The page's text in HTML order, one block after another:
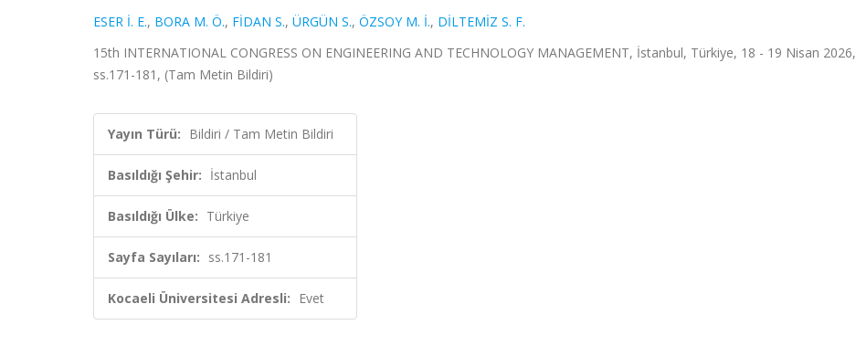
ESER İ. E., BORA M. Ö., FİDAN S., ÜRGÜN S., ÖZSOY M. İ., DİLTEMİZ S. F.
15th INTERNATIONAL CONGRESS ON ENGINEERING AND TECHNOLOGY MANAGEMENT, İstanbul, Türkiye, 18 - 19 Nisan 2026,
ss.171-181, (Tam Metin Bildiri)
Yayın Türü: Bildiri / Tam Metin Bildiri
Basıldığı Şehir: İstanbul
Basıldığı Ülke: Türkiye
Sayfa Sayıları: ss.171-181
Kocaeli Üniversitesi Adresli: Evet